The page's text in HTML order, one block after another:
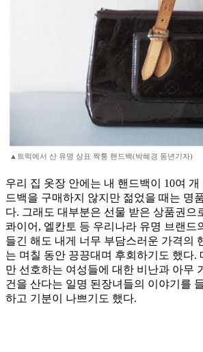
▲트럭에서 산 유명 상표 짝퉁 핸드백(박혜경 동년기자)
우리 집 옷장 안에는 내 핸드백이 10여
드백을 구매하지 않지만 젊었을 때는 명
다. 그래도 대부분은 선물 받은 상품권으
콰이어, 엘칸토 등 우리나라 유명 브랜드
들긴 해도 내게 너무 부담스러운 가격의
는 며칠 동안 끙끙대며 후회하기도 했다.
만 선호하는 여성들에 대한 비난과 아무
건을 산다는 일명 된장녀들의 이야기를
하고 기분이 나쁘기도 했다.